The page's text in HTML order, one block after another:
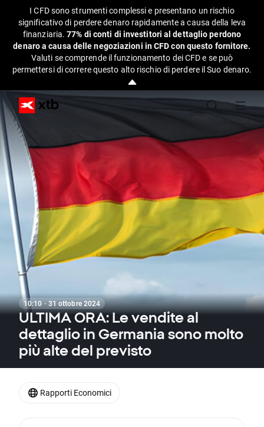
I CFD sono strumenti complessi e presentano un rischio
significativo di perdere denaro rapidamente a causa della leva
finanziaria.77% di conti di investitori al dettaglio perdono
denaro a causa delle negoziazioni in CFD con questo fornitore.
Valuti se comprende il funzionamento dei CFD e se può
permettersi di correre questo alto rischio di perdere il Suo denaro.
10:10 · 31 ottobre 2024
ULTIMA ORA: Le vendite al
dettaglio in Germania sono molto
più alte del previsto
Rapporti Economici